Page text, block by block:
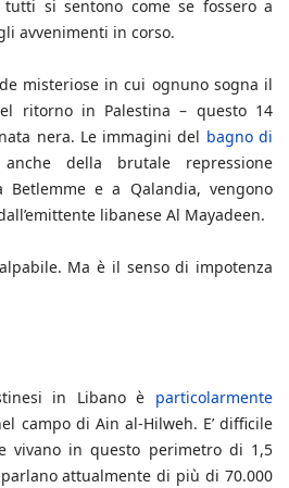
si sentono come se fossero a
avvenimenti in corso.
misteriose in cui ognuno sogna il
ritorno in Palestina – questo 14
nera. Le immagini del bagno di
della brutale repressione
Betlemme e a Qalandia, vengono
libanese Al Mayadeen.
Ma è il senso di impotenza
in Libano è particolarmente
campo di Ain al-Hilweh. E’ difficile
vivano in questo perimetro di 1,5
parlano attualmente di più di 70.000